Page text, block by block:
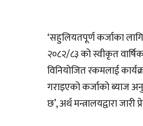
‘सहुलियतपूर्ण कर्जाका
२०८२/८३ को स्वीकृत
विनियोजित रकमलाई
गराइएको कर्जाको ब्याज
छ’, अर्थ मन्त्रालयद्वारा